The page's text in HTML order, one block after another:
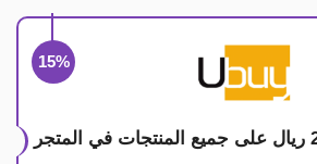
15%